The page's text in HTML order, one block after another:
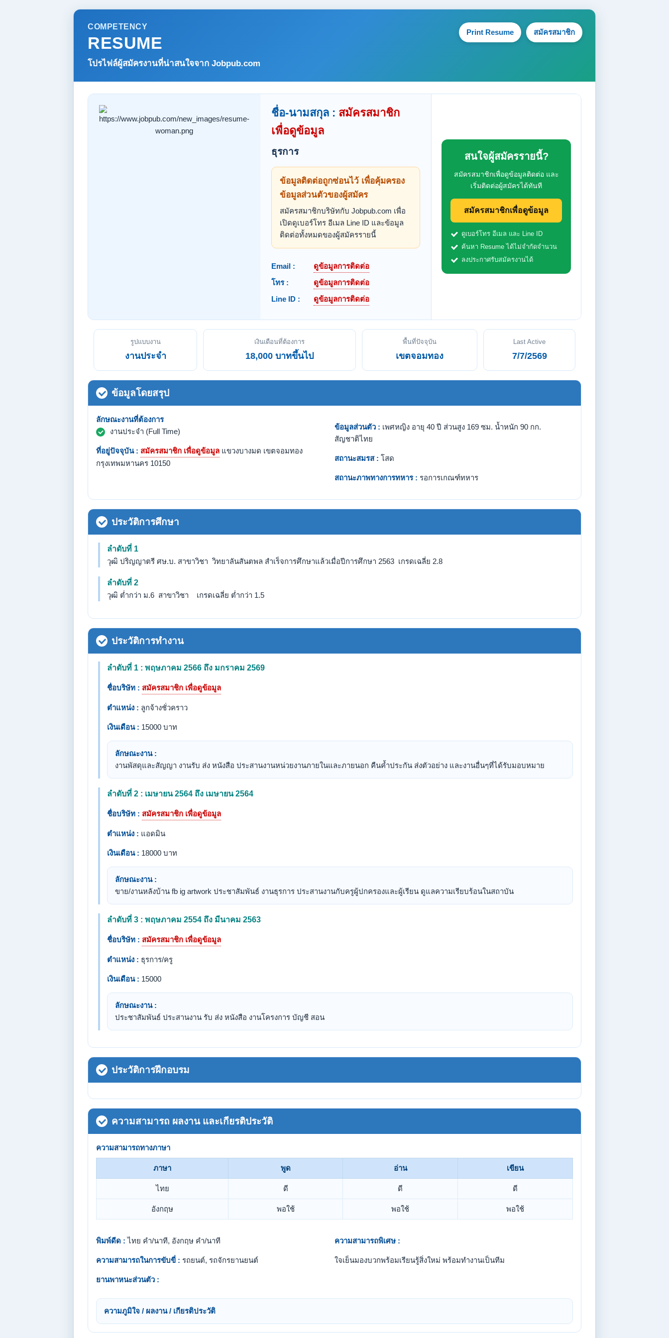
COMPETENCY
RESUME
โปรไฟล์ผู้สมัครงานที่น่าสนใจจาก Jobpub.com
Print Resume สมัครสมาชิก
ชื่อ-นามสกุล : สมัครสมาชิก
เพื่อดูข้อมูล
ธุรการ
ข้อมูลติดต่อถูกซ่อนไว้ เพื่อคุ้มครอง
ข้อมูลส่วนตัวของผู้สมัคร
สมัครสมาชิกบริษัทกับ Jobpub.com เพื่อ
เปิดดูเบอร์โทร อีเมล Line ID และข้อมูล
ติดต่อทั้งหมดของผู้สมัครรายนี้
Email :
ดูข้อมูลการติดต่อ
โทร :
ดูข้อมูลการติดต่อ
Line ID :
ดูข้อมูลการติดต่อ
สนใจผู้สมัครรายนี้?
สมัครสมาชิกเพื่อดูข้อมูลติดต่อ และ
เริ่มติดต่อผู้สมัครได้ทันที
สมัครสมาชิกเพื่อดูข้อมูล
ดูเบอร์โทร อีเมล และ Line ID
ค้นหา Resume ได้ไม่จำกัดจำนวน
ลงประกาศรับสมัครงานได้
รูปแบบงาน
งานประจำ
เงินเดือนที่ต้องการ
18,000 บาทขึ้นไป
พื้นที่ปัจจุบัน
เขตจอมทอง
Last Active
7/7/2569
ข้อมูลโดยสรุป
ลักษณะงานที่ต้องการ
งานประจำ (Full Time)
ที่อยู่ปัจจุบัน : สมัครสมาชิก เพื่อดูข้อมูล แขวงบางมด เขตจอมทอง
กรุงเทพมหานคร 10150
ข้อมูลส่วนตัว : เพศหญิง อายุ 40 ปี ส่วนสูง 169 ซม. น้ำหนัก 90 กก.
สัญชาติไทย
สถานะสมรส : โสด
สถานะภาพทางการทหาร : รอการเกณฑ์ทหาร
ประวัติการศึกษา
ลำดับที่ 1
วุฒิ ปริญญาตรี ศษ.บ. สาขาวิชา วิทยาลันสันตพล สำเร็จการศึกษาแล้วเมื่อปีการศึกษา 2563 เกรดเฉลี่ย 2.8
ลำดับที่ 2
วุฒิ ต่ำกว่า ม.6 สาขาวิชา เกรดเฉลี่ย ต่ำกว่า 1.5
ประวัติการทำงาน
ลำดับที่ 1 : พฤษภาคม 2566 ถึง มกราคม 2569
ชื่อบริษัท : สมัครสมาชิก เพื่อดูข้อมูล
ตำแหน่ง : ลูกจ้างชั่วคราว
เงินเดือน : 15000 บาท
ลักษณะงาน :
งานพัสดุและสัญญา งานรับ ส่ง หนังสือ ประสานงานหน่วยงานภายในและภายนอก คืนค้ำประกัน ส่งตัวอย่าง และงานอื่นๆที่ได้รับมอบหมาย
ลำดับที่ 2 : เมษายน 2564 ถึง เมษายน 2564
ชื่อบริษัท : สมัครสมาชิก เพื่อดูข้อมูล
ตำแหน่ง : แอดมิน
เงินเดือน : 18000 บาท
ลักษณะงาน :
ขาย/งานหลังบ้าน fb ig artwork ประชาสัมพันธ์ งานธุรการ ประสานงานกับครูผู้ปกครองและผู้เรียน ดูแลความเรียบร้อนในสถาบัน
ลำดับที่ 3 : พฤษภาคม 2554 ถึง มีนาคม 2563
ชื่อบริษัท : สมัครสมาชิก เพื่อดูข้อมูล
ตำแหน่ง : ธุรการ/ครู
เงินเดือน : 15000
ลักษณะงาน :
ประชาสัมพันธ์ ประสานงาน รับ ส่ง หนังสือ งานโครงการ บัญชี สอน
ประวัติการฝึกอบรม
ความสามารถ ผลงาน และเกียรติประวัติ
ความสามารถทางภาษา
ภาษา พูด อ่าน เขียน
ไทย ดี ดี ดี
อังกฤษ พอใช้ พอใช้ พอใช้
พิมพ์ดีด : ไทย คำ/นาที, อังกฤษ คำ/นาที
ความสามารถในการขับขี่ : รถยนต์, รถจักรยานยนต์
ยานพาหนะส่วนตัว :
ความสามารถพิเศษ :
ใจเย็นมองบวกพร้อมเรียนรู้สิ่งใหม่ พร้อมทำงานเป็นทีม
ความภูมิใจ / ผลงาน / เกียรติประวัติ